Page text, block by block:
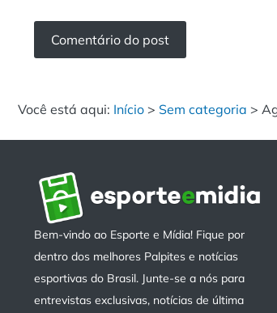
Você está aqui: Início > Sem categoria >
Bem-vindo ao Esporte e Mídia! Fique por
dentro dos melhores Palpites e notícias
esportivas do Brasil. Junte-se a nós para
entrevistas exclusivas, notícias de última